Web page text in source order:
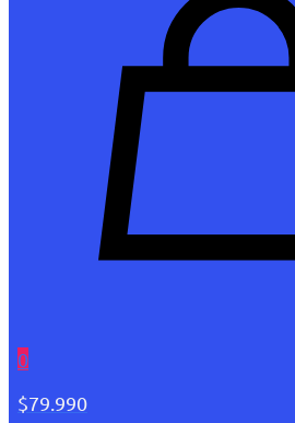
0
$79.990